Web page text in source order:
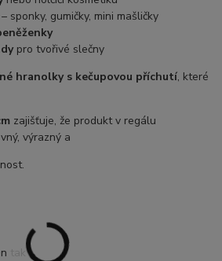
sponky, gumičky, mini mašličky
pro tvořivé slečny
hranolky s kečupovou příchutí, které
zajišťuje, že produkt v regálu
výrazný a
tak“